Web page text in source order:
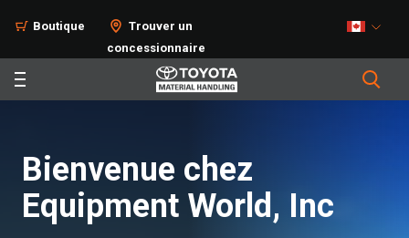
Boutique
Trouver un
concessionnaire
Bienvenue chez
Equipment World, Inc